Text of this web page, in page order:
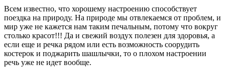
Всем известно, что хорошему настроению способствует
поездка на природу. На природе мы отвлекаемся от проблем, и
мир уже не кажется нам таким печальным, потому что вокруг
столько красот!!! Да и свежий воздух полезен для здоровья, а
если еще и речка рядом или есть возможность соорудить
костерок и поджарить шашлычки, то о плохом настроении
речь уже не идет вообще.